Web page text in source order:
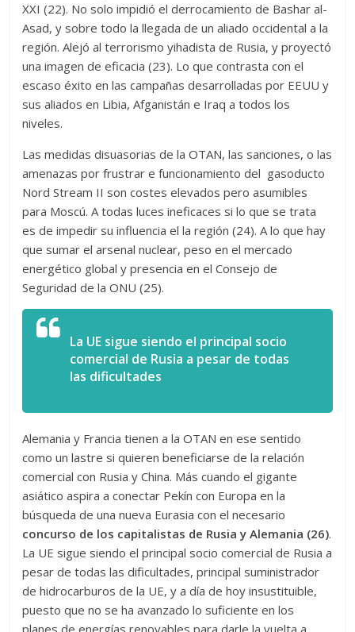
XXI (22). No solo impidió el derrocamiento de Bashar al-
Asad, y sobre todo la llegada de un aliado occidental a la
región. Alejó al terrorismo yihadista de Rusia, y proyectó
una imagen de eficacia (23). Lo que contrasta con el
escaso éxito en las campañas desarrolladas por EEUU y
sus aliados en Libia, Afganistán e Iraq a todos los
niveles.
Las medidas disuasorias de la OTAN, las sanciones, o las
amenazas por frustrar e funcionamiento del gasoducto
Nord Stream II son costes elevados pero asumibles
para Moscú. A todas luces ineficaces si lo que se trata
es de impedir su influencia el la región (24). A lo que hay
que sumar el arsenal nuclear, peso en el mercado
energético global y presencia en el Consejo de
Seguridad de la ONU (25).
La UE sigue siendo el principal socio
comercial de Rusia a pesar de todas
las dificultades
Alemania y Francia tienen a la OTAN en ese sentido
como un lastre si quieren beneficiarse de la relación
comercial con Rusia y China. Más cuando el gigante
asiático aspira a conectar Pekín con Europa en la
búsqueda de una nueva Eurasia con el necesario
concurso de los capitalistas de Rusia y Alemania (26).
La UE sigue siendo el principal socio comercial de Rusia a
pesar de todas las dificultades, principal suministrador
de hidrocarburos de la UE, y a día de hoy insustituible,
puesto que no se ha avanzado lo suficiente en los